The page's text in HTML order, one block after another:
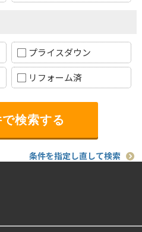
プライスダウン
リフォーム済
条件を指定し直して検索